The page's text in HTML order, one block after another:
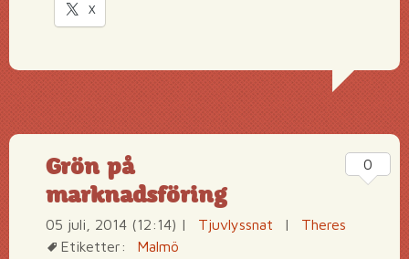
X
Grön på
marknadsföring
05 juli, 2014 (12:14) | Tjuvlyssnat |
Theres
Etiketter:
Malmö
0